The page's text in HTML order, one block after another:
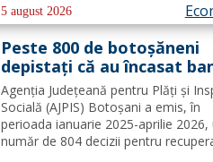
întrucât data de 8 august 2026,
în calendarul de plată, este zi
nelucrătoare....
5 august 2026
Peste 800 de botoșăneni
depistați că au încasat
ilegal de la stat
Agenția Județeană pentru Plăți și
Socială (AJPIS) Botoșani a emis, în
perioada ianuarie 2025-aprilie 2026,
număr de 804 decizii pentru